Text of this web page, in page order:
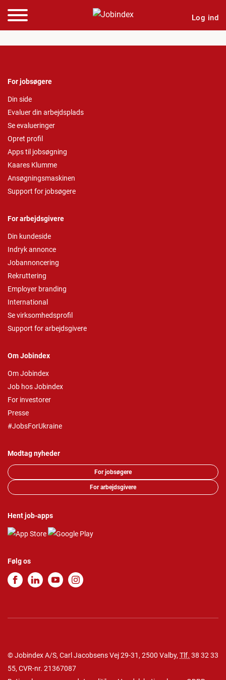
Log ind
For jobsøgere
Din side
Evaluer din arbejdsplads
Se evalueringer
Opret profil
Apps til jobsøgning
Kaares Klumme
Ansøgningsmaskinen
Support for jobsøgere
For arbejdsgivere
Din kundeside
Indryk annonce
Jobannoncering
Rekruttering
Employer branding
International
Se virksomhedsprofil
Support for arbejdsgivere
Om Jobindex
Om Jobindex
Job hos Jobindex
For investorer
Presse
#JobsForUkraine
Modtag nyheder
For jobsøgere
For arbejdsgivere
Hent job-apps
Følg os
© Jobindex A/S, Carl Jacobsens Vej 29-31, 2500 Valby, Tlf. 38 32 33
55, CVR-nr. 21367087